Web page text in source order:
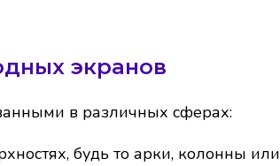
экранов
в различных сферах:
будь то арки, колонны или